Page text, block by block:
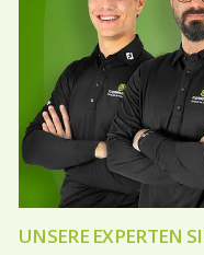
UNSERE EXPERTEN